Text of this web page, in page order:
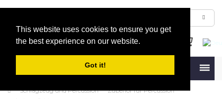
This website uses cookies to ensure you get
the best experience on our website.
Got it!
Schlagzeug und Percussion
Zubehör für Percussion